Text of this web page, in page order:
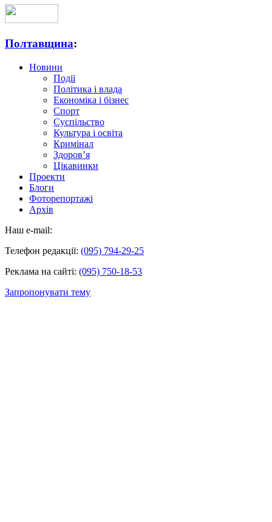
Полтавщина:
Новини
Події
Політика і влада
Економіка і бізнес
Спорт
Суспільство
Культура і освіта
Кримінал
Здоров’я
Цікавинки
Проекти
Блоги
Фоторепортажі
Архів
Наш e-mail:
Телефон редакції: (095) 794-29-25
Реклама на сайті: (095) 750-18-53
Запропонувати тему